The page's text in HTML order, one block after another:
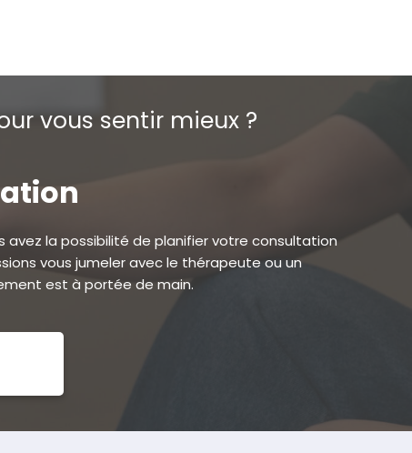
vous sentir mieux ?
avez la possibilité de planifier votre consultation
vous jumeler avec le thérapeute ou un
est à portée de main.